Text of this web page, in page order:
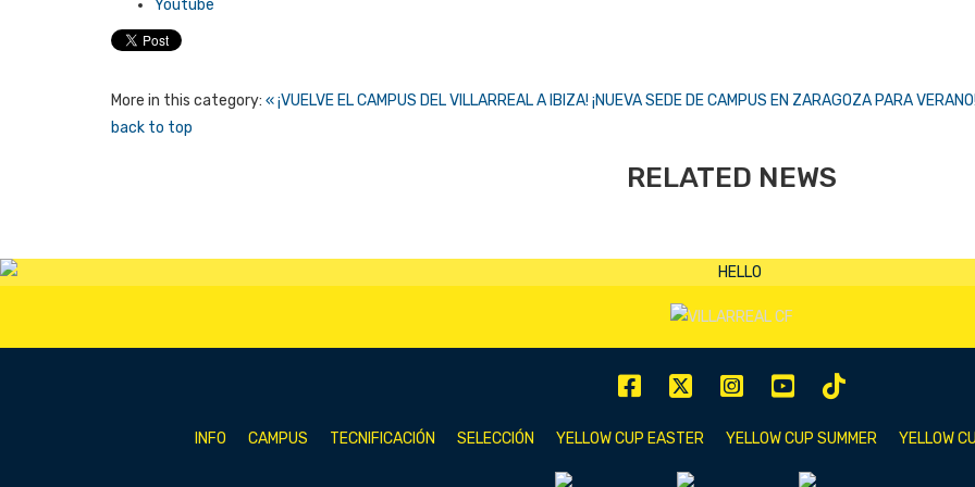
Youtube
More in this category: « ¡VUELVE EL CAMPUS DEL VILLARREAL A IBIZA! ¡NUEVA SEDE DE CAMPUS EN ZARAGOZA PARA
back to top
RELATED NEWS
INFO CAMPUS TECNIFICACIÓN SELECCIÓN YELLOW CUP EASTER YELLOW CUP SUMMER YELLOW